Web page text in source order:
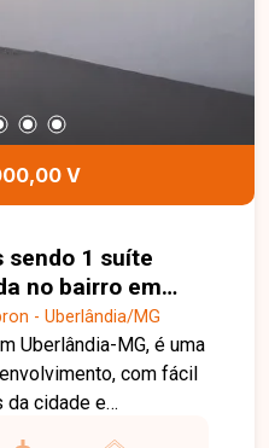
investimento.
V
sendo 1 suíte
no bairro em
- Uberlândia/MG
Uberlândia-MG, é uma
com fácil
da cidade e